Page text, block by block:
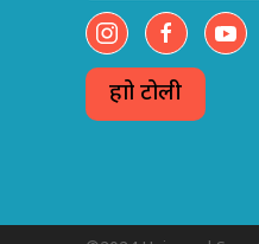
हाम्रो टोली